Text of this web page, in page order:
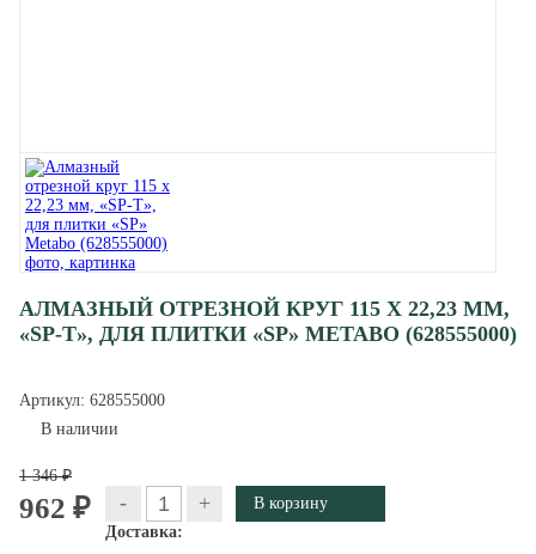
АЛМАЗНЫЙ ОТРЕЗНОЙ КРУГ 115 X 22,23 ММ,
«SP-T», ДЛЯ ПЛИТКИ «SP» METABO (628555000)
Артикул: 628555000
В наличии
1 346 ₽
962 ₽ - +
Доставка: